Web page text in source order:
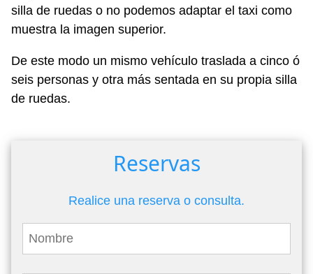
silla de ruedas o no podemos adaptar el taxi como
muestra la imagen superior.
De este modo un mismo vehículo traslada a cinco ó
seis personas y otra más sentada en su propia silla
de ruedas.
Reservas
Realice una reserva o consulta.